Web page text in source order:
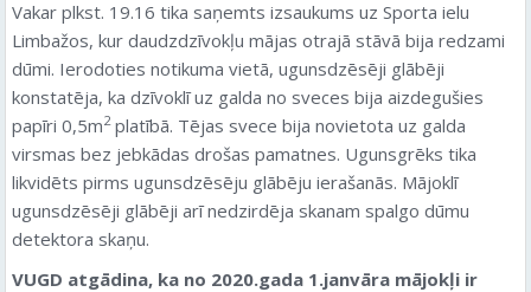
Vakar plkst. 19.16 tika saņemts izsaukums uz Sporta ielu
Limbažos, kur daudzdzīvokļu mājas otrajā stāvā bija redzami
dūmi. Ierodoties notikuma vietā, ugunsdzēsēji glābēji
konstatēja, ka dzīvoklī uz galda no sveces bija aizdegušies
papīri 0,5m2platībā. Tējas svece bija novietota uz galda
virsmas bez jebkādas drošas pamatnes. Ugunsgrēks tika
likvidēts pirms ugunsdzēsēju glābēju ierašanās. Mājoklī
ugunsdzēsēji glābēji arī nedzirdēja skanam spalgo dūmu
detektora skaņu.
VUGD atgādina, ka no 2020.gada 1.janvāra mājokļi ir